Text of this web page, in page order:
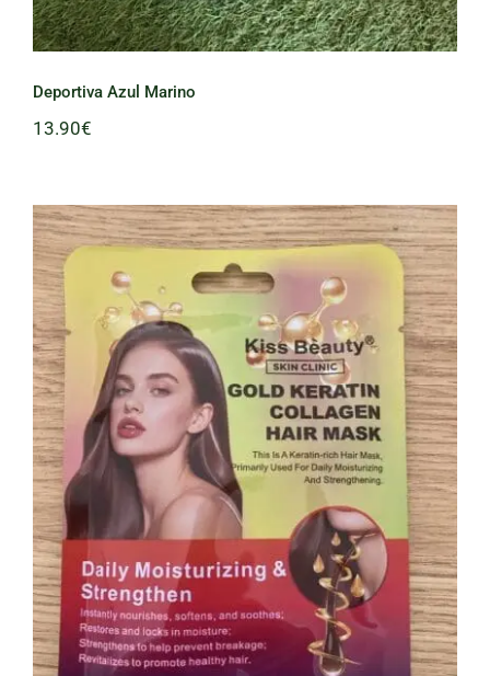
Deportiva Azul Marino
13.90€
Mascarilla Pelo Keratina y Colágeno